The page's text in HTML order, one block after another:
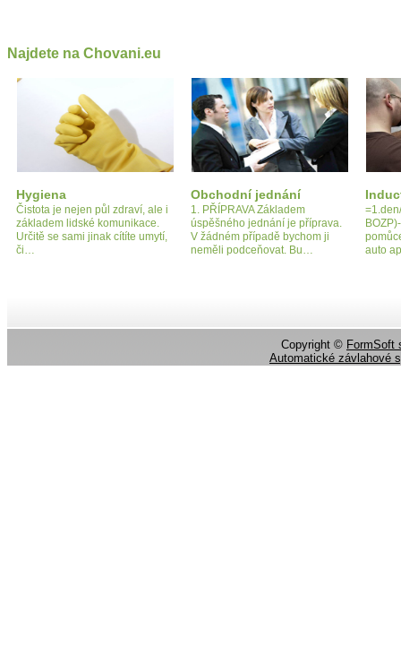
Najdete na Chovani.eu
Hygiena
Čistota je nejen půl zdraví, ale i
základem lidské komunikace.
Určitě se sami jinak cítíte umytí,
či…
Obchodní jednání
1. PŘÍPRAVA Základem
úspěšného jednání je příprava.
V žádném případě bychom ji
neměli podceňovat. Bu…
auto
Copyright © FormSoft
Automatické závlahové